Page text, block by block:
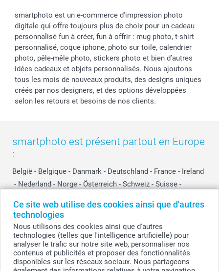
Ce site web utilise des cookies ainsi que d'autres
technologies
Nous utilisons des cookies ainsi que d'autres
technologies (telles que l'intelligence artificielle) pour
analyser le trafic sur notre site web, personnaliser nos
contenus et publicités et proposer des fonctionnalités
disponibles sur les réseaux sociaux. Nous partageons
smartphoto est un e-commerce d'impression photo
digitale qui offre toujours plus de choix pour un cadeau
personnalisé fun à créer, fun à offrir : mug photo, t-shirt
personnalisé, coque iphone, photo sur toile, calendrier
photo, pêle-mêle photo, stickers photo et bien d’autres
idées cadeaux et objets personnalisés. Nous ajoutons
tous les mois de nouveaux produits, des designs uniques
créés par nos designers, et des options développées
selon les retours et besoins de nos clients.
smartphoto est présent partout en Europe
:
België - Belgique - Danmark - Deutschland - France - Ireland
- Nederland - Norge - Österreich - Schweiz - Suisse -
Other Countries
Tous les prix sont en EURO (€), TVA incluse et hors frais de port.